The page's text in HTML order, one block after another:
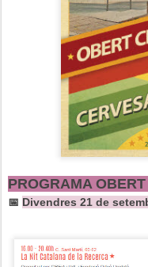
PROGRAMA
📅 Divendres 21 de